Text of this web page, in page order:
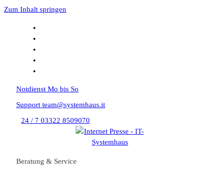
Zum Inhalt springen
Notdienst Mo bis So
Support team@systemhaus.it
24 / 7 03322 8509070
Beratung & Service